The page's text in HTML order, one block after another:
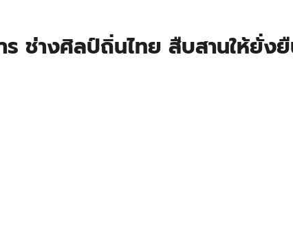
ร ช่างศิลป์ถิ่นไทย สืบสานให้ยั่ง